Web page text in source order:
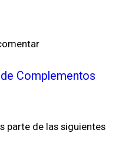
Complementos
parte de las siguientes